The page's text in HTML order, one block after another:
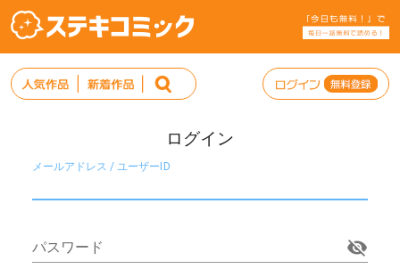
ログイン
メールアドレス / ユーザーID
パスワード